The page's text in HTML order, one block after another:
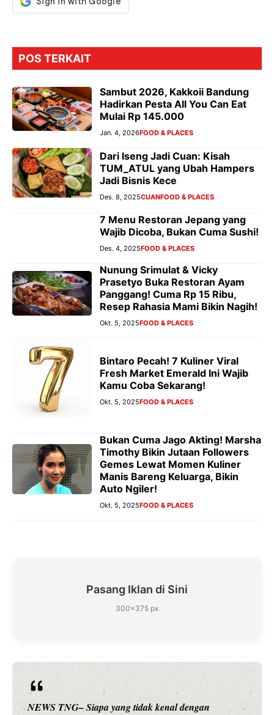
POS TERKAIT
Sambut 2026, Kakkoii Bandung
Hadirkan Pesta All You Can Eat
Mulai Rp 145.000
Jan. 4, 2026FOOD & PLACES
Dari Iseng Jadi Cuan: Kisah
TUM_ATUL yang Ubah Hampers
Jadi Bisnis Kece
Des. 8, 2025CUANFOOD & PLACES
7 Menu Restoran Jepang yang
Wajib Dicoba, Bukan Cuma Sushi!
Des. 4, 2025FOOD & PLACES
Nunung Srimulat & Vicky
Prasetyo Buka Restoran Ayam
Panggang! Cuma Rp 15 Ribu,
Resep Rahasia Mami Bikin Nagih!
Okt. 5, 2025FOOD & PLACES
Bintaro Pecah! 7 Kuliner Viral
Fresh Market Emerald Ini Wajib
Kamu Coba Sekarang!
Okt. 5, 2025FOOD & PLACES
Bukan Cuma Jago Akting! Marsha
Timothy Bikin Jutaan Followers
Gemes Lewat Momen Kuliner
Manis Bareng Keluarga, Bikin
Auto Ngiler!
Okt. 5, 2025FOOD & PLACES
Pasang Iklan di Sini
300×375 px
NEWS TNG– Siapa sangka, dua nama besar di dunia